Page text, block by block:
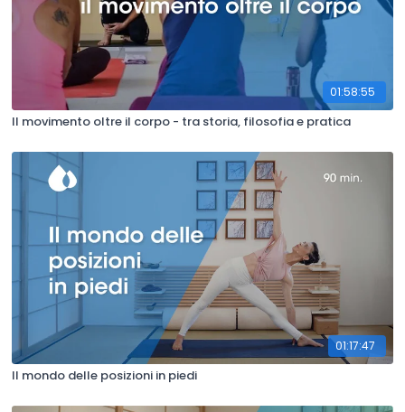
01:58:55
Il movimento oltre il corpo - tra storia, filosofia e pratica
01:17:47
Il mondo delle posizioni in piedi